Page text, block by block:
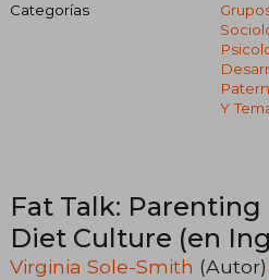
Categorías
Y
Fat Talk:
Diet Culture (en
Virginia Sole-Smith (Autor)